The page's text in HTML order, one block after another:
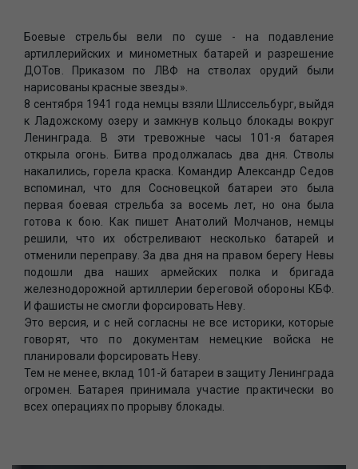
Боевые стрельбы вели по суше - на подавление
артиллерийских и минометных батарей и разрешение
ДОТов. Приказом по ЛВФ на стволах орудий были
нарисованы красные звезды».
8 сентября 1941 года немцы взяли Шлиссельбург, выйдя
к Ладожскому озеру и замкнув кольцо блокады вокруг
Ленинграда. В эти тревожные часы 101-я батарея
открыла огонь. Битва продолжалась два дня. Стволы
накалились, горела краска. Командир Александр Седов
вспоминал, что для Сосновецкой батареи это была
первая боевая стрельба за восемь лет, но она была
готова к бою. Как пишет Анатолий Молчанов, немцы
решили, что их обстреливают несколько батарей и
отменили переправу. За два дня на правом берегу Невы
подошли два наших армейских полка и бригада
железнодорожной артиллерии береговой обороны КБФ.
И фашисты не смогли форсировать Неву.
Это версия, и с ней согласны не все историки, которые
говорят, что по документам немецкие войска не
планировали форсировать Неву.
Тем не менее, вклад 101-й батареи в защиту Ленинграда
огромен. Батарея принимала участие практически во
всех операциях по прорыву блокады.